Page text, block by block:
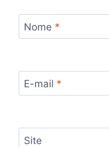
Nome *
E-mail *
Site